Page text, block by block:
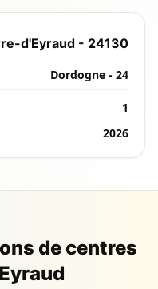
d'Eyraud - 24130
Dordogne - 24
1
2026
de centres